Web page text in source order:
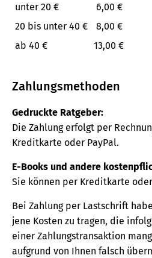
unter 20 €
6,00 €
20 bis unter 40 €
8,00 €
ab 40 €
13,00 €
Zahlungsmethoden
Gedruckte Ratgeber:
Die Zahlung erfolgt per
Kreditkarte oder PayPal.
E-Books und andere
Sie können per Kreditkarte
Bei Zahlung per Lastschrift
jene Kosten zu tragen, die
einer Zahlungstransaktion
aufgrund von Ihnen falsch